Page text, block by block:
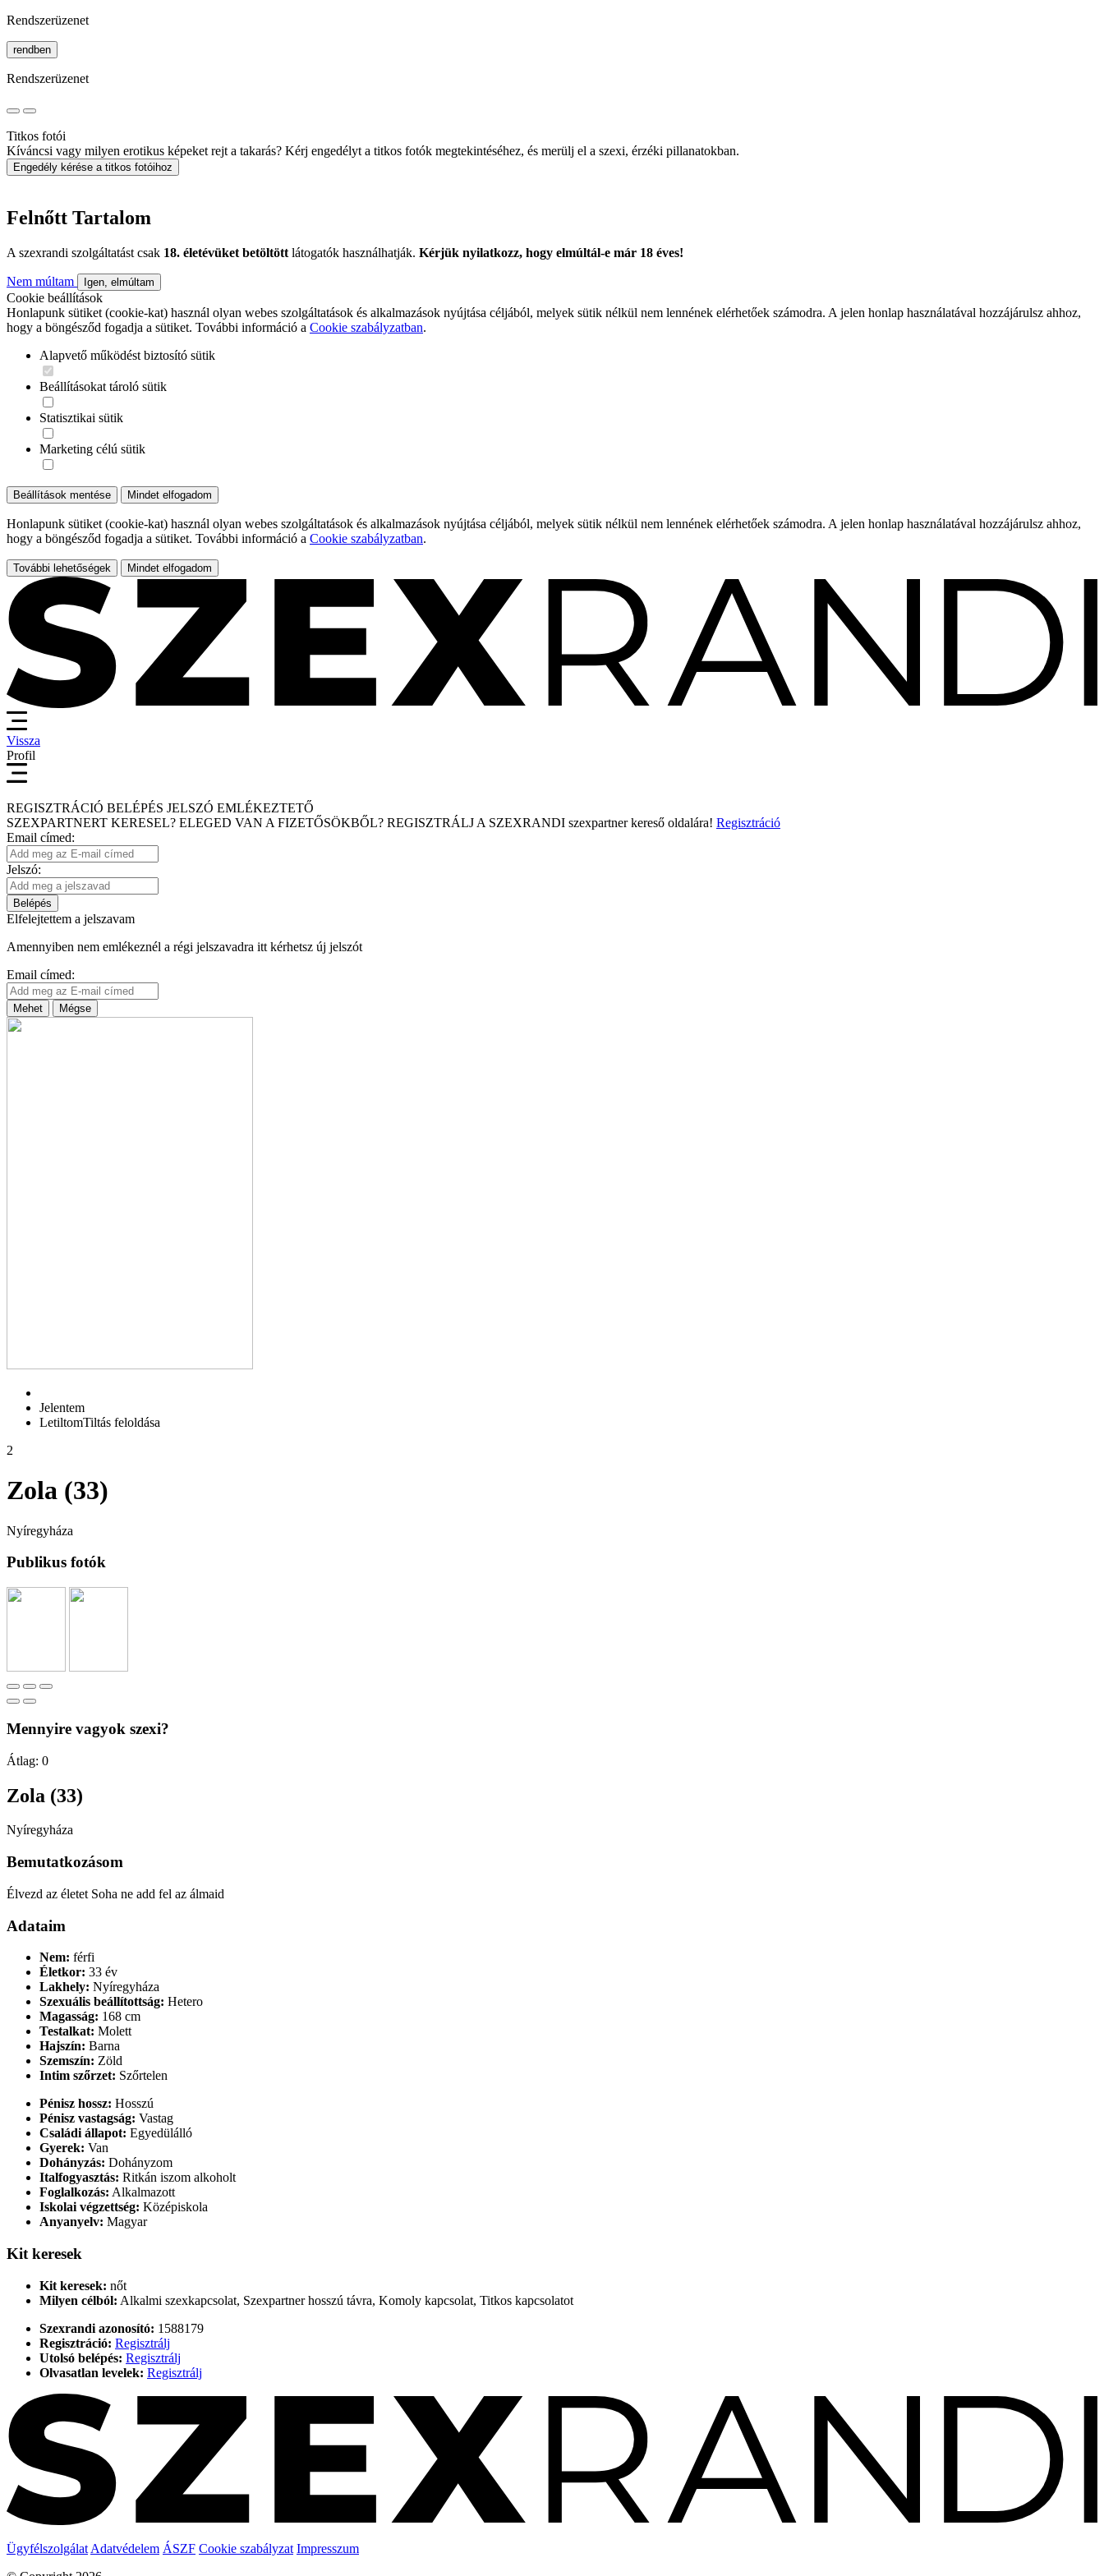
Rendszerüzenet
rendben
Rendszerüzenet
Titkos fotói
Kíváncsi vagy milyen erotikus képeket rejt a takarás? Kérj engedélyt a titkos fotók megtekintéséhez, és merülj el a szexi, érzéki pillanatokban.
Engedély kérése a titkos fotóihoz
Felnőtt Tartalom
A szexrandi szolgáltatást csak 18. életévüket betöltött látogatók használhatják. Kérjük nyilatkozz, hogy elmúltál-e már 18 éves!
Nem múltam Igen, elmúltam
Cookie beállítások
Honlapunk sütiket (cookie-kat) használ olyan webes szolgáltatások és alkalmazások nyújtása céljából, melyek sütik nélkül nem lennének elérhetőek számodra. A jelen honlap használatával hozzájárulsz ahhoz,
hogy a böngésződ fogadja a sütiket. További információ a Cookie szabályzatban.
Alapvető működést biztosító sütik
Beállításokat tároló sütik
Statisztikai sütik
Marketing célú sütik
Beállítások mentése Mindet elfogadom
Honlapunk sütiket (cookie-kat) használ olyan webes szolgáltatások és alkalmazások nyújtása céljából, melyek sütik nélkül nem lennének elérhetőek számodra. A jelen honlap használatával hozzájárulsz ahhoz,
hogy a böngésződ fogadja a sütiket. További információ a Cookie szabályzatban.
További lehetőségek Mindet elfogadom
Vissza
Profil
REGISZTRÁCIÓ BELÉPÉS JELSZÓ EMLÉKEZTETŐ
SZEXPARTNERT KERESEL? ELEGED VAN A FIZETŐSÖKBŐL? REGISZTRÁLJ A SZEXRANDI szexpartner kereső oldalára! Regisztráció
Email címed:
Jelszó:
Belépés
Elfelejtettem a jelszavam
Amennyiben nem emlékeznél a régi jelszavadra itt kérhetsz új jelszót
Email címed:
Mehet Mégse
Jelentem
LetiltomTiltás feloldása
2
Zola (33)
Nyíregyháza
Publikus fotók
Mennyire vagyok szexi?
Átlag: 0
Zola (33)
Nyíregyháza
Bemutatkozásom
Élvezd az életet Soha ne add fel az álmaid
Adataim
Nem: férfi
Életkor: 33 év
Lakhely: Nyíregyháza
Szexuális beállítottság: Hetero
Magasság: 168 cm
Testalkat: Molett
Hajszín: Barna
Szemszín: Zöld
Intim szőrzet: Szőrtelen
Pénisz hossz: Hosszú
Pénisz vastagság: Vastag
Családi állapot: Egyedülálló
Gyerek: Van
Dohányzás: Dohányzom
Italfogyasztás: Ritkán iszom alkoholt
Foglalkozás: Alkalmazott
Iskolai végzettség: Középiskola
Anyanyelv: Magyar
Kit keresek
Kit keresek: nőt
Milyen célból: Alkalmi szexkapcsolat, Szexpartner hosszú távra, Komoly kapcsolat, Titkos kapcsolatot
Szexrandi azonosító: 1588179
Regisztráció: Regisztrálj
Utolsó belépés: Regisztrálj
Olvasatlan levelek: Regisztrálj
Ügyfélszolgálat Adatvédelem ÁSZF Cookie szabályzat Impresszum